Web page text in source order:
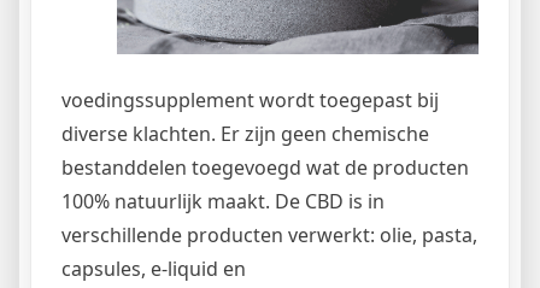
voedingssupplement wordt toegepast bij
diverse klachten. Er zijn geen chemische
bestanddelen toegevoegd wat de producten
100% natuurlijk maakt. De CBD is in
verschillende producten verwerkt: olie, pasta,
capsules, e-liquid en